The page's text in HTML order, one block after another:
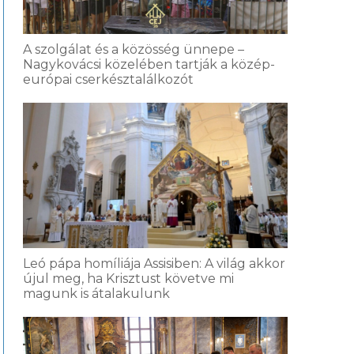
A szolgálat és a közösség ünnepe –
Nagykovácsi közelében tartják a közép-
európai cserkésztalálkozót
Leó pápa homíliája Assisiben: A világ akkor
újul meg, ha Krisztust követve mi
magunk is átalakulunk